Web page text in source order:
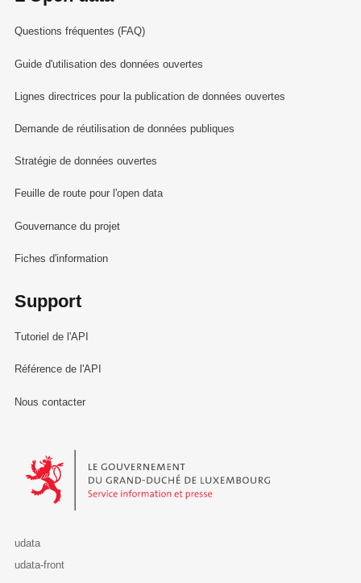
Questions fréquentes (FAQ)
Guide d'utilisation des données ouvertes
Lignes directrices pour la publication de données ouvertes
Demande de réutilisation de données publiques
Stratégie de données ouvertes
Feuille de route pour l'open data
Gouvernance du projet
Fiches d'information
Support
Tutoriel de l'API
Référence de l'API
Nous contacter
Le Gouvernement du Grand-Duché de Luxembourg - Service
udata
udata-front